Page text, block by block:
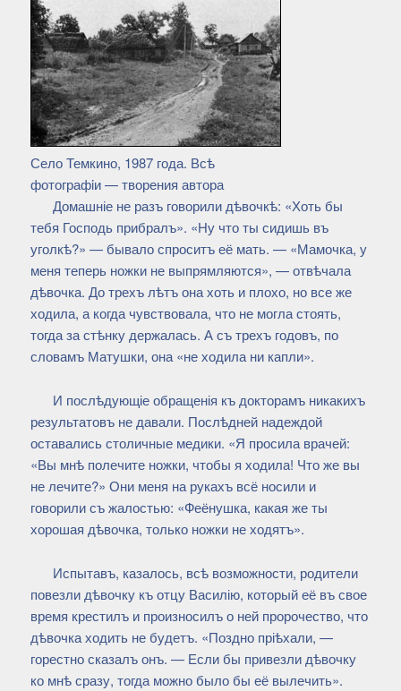
Село Темкино, 1987 года. Всѣ
фотографiи — творения автора
Домашніе не разъ говорили дѣвочкѣ: «Хоть бы
тебя Господь прибралъ». «Ну что ты сидишь въ
уголкѣ?» — бывало спроситъ её мать. — «Мамочка, у
меня теперь ножки не выпрямляются», — отвѣчала
дѣвочка. До трехъ лѣтъ она хоть и плохо, но все же
ходила, а когда чувствовала, что не могла стоять,
тогда за стѣнку держалась. А съ трехъ годовъ, по
словамъ Матушки, она «не ходила ни капли».
И послѣдующіе обращенія къ докторамъ никакихъ
результатовъ не давали. Послѣдней надеждой
оставались столичные медики. «Я просила врачей:
«Вы мнѣ полечите ножки, чтобы я ходила! Что же вы
не лечите?» Они меня на рукахъ всё носили и
говорили съ жалостью: «Феёнушка, какая же ты
хорошая дѣвочка, только ножки не ходятъ».
Испытавъ, казалось, всѣ возможности, родители
повезли дѣвочку къ отцу Василію, который её въ свое
время крестилъ и произносилъ о ней пророчество, что
дѣвочка ходить не будетъ. «Поздно пріѣхали, —
горестно сказалъ онъ. — Если бы привезли дѣвочку
ко мнѣ сразу, тогда можно было бы её вылечить».